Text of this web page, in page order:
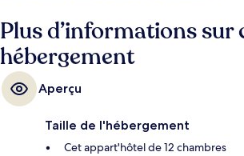
Plus d’informations sur
hébergement
Aperçu
Taille de l'hébergement
Cet appart'hôtel de 12 chambres